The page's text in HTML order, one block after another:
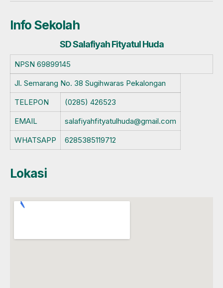
Info Sekolah
SD Salafiyah Fityatul Huda
NPSN 69899145
Jl. Semarang No. 38 Sugihwaras Pekalongan
TELEPON
(0285) 426523
EMAIL
salafiyahfityatulhuda@gmail.com
WHATSAPP
6285385119712
Lokasi